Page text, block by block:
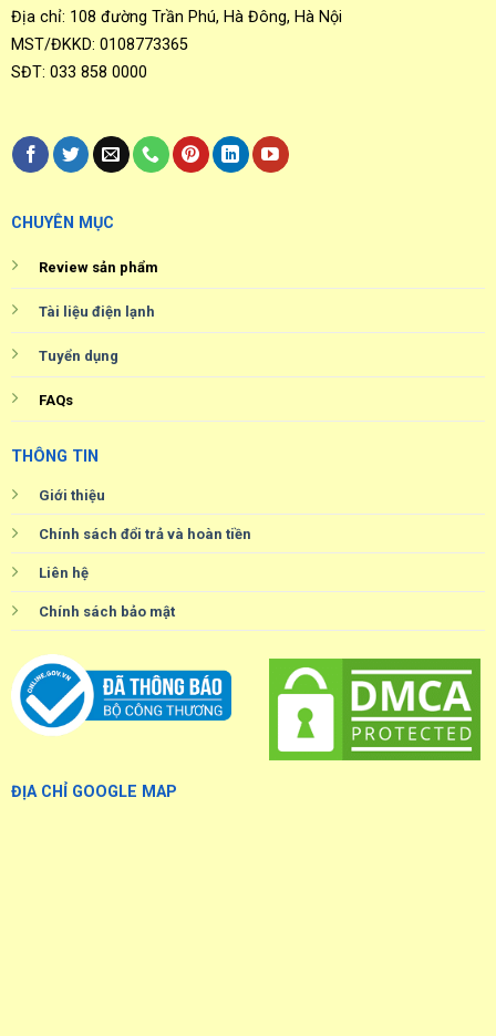
Địa chỉ: 108 đường Trần Phú, Hà Đông, Hà Nội
MST/ĐKKD: 0108773365
SĐT: 033 858 0000
CHUYÊN MỤC
Review sản phẩm
Tài liệu điện lạnh
Tuyển dụng
FAQs
THÔNG TIN
Giới thiệu
Chính sách đổi trả và hoàn tiền
Liên hệ
Chính sách bảo mật
ĐỊA CHỈ GOOGLE MAP